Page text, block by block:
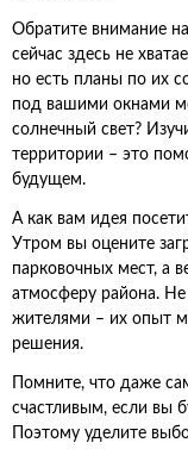
Обратите внимание
сейчас здесь не
но есть планы по их
под вашими окнами
солнечный свет?
территории – это
будущем.
А как вам идея
Утром вы оцените
парковочных мест, а
атмосферу района.
жителями – их опыт
решения.
Помните, что даже
счастливым, если вы
Поэтому уделите